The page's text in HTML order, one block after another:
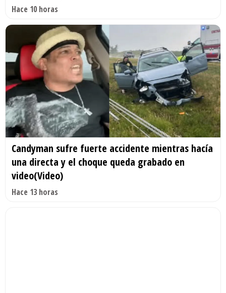
Hace 10 horas
Candyman sufre fuerte accidente mientras hacía
una directa y el choque queda grabado en
video(Video)
Hace 13 horas